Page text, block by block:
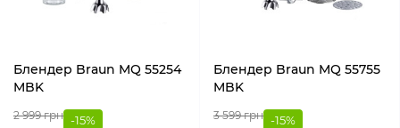
Блендер Braun MQ 55254
MBK
2 999 грн -15%
Блендер Braun MQ 55755
MBK
3 599 грн -15%